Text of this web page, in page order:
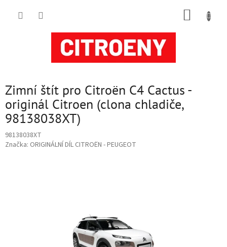
Zimní štít pro Citroën C4 Cactus -
originál Citroen (clona chladiče,
98138038XT)
98138038XT
Značka: ORIGINÁLNÍ DÍL CITROËN - PEUGEOT